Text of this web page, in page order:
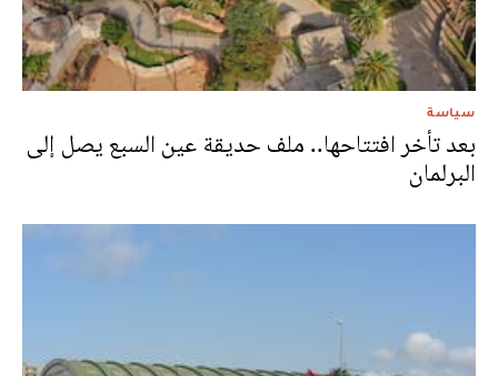
سياسة
بعد تأخر افتتاحها.. ملف حديقة عين السبع يصل إلى
البرلمان